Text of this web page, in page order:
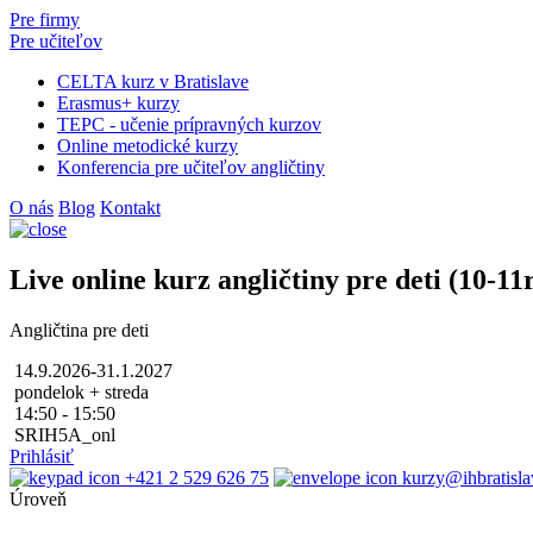
Pre firmy
Pre učiteľov
CELTA kurz v Bratislave
Erasmus+ kurzy
TEPC - učenie prípravných kurzov
Online metodické kurzy
Konferencia pre učiteľov angličtiny
O nás Blog Kontakt
Live online kurz angličtiny pre deti (10-
Angličtina pre deti
14.9.2026-31.1.2027
pondelok + streda
14:50 - 15:50
SRIH5A_onl
Prihlásiť
+421 2 529 626 75
Úroveň